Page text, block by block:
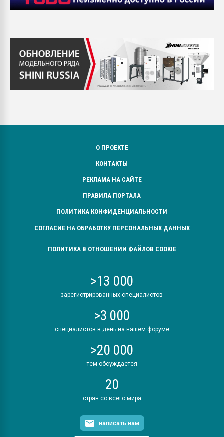
О ПРОЕКТЕ
КОНТАКТЫ
РЕКЛАМА НА САЙТЕ
ПРАВИЛА ПОРТАЛА
ПОЛИТИКА КОНФИДЕНЦИАЛЬНОСТИ
СОГЛАСИЕ НА ОБРАБОТКУ ПЕРСОНАЛЬНЫХ ДАННЫХ
ПОЛИТИКА В ОТНОШЕНИИ ФАЙЛОВ COOKIE
>13 000
зарегистрированных специалистов
>3 000
специалистов в день на нашем форуме
>20 000
тем обсуждается
20
стран со всего мира
написать нам